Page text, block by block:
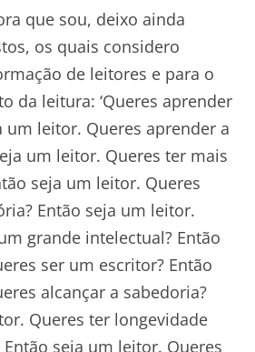
que sou, deixo ainda
os quais considero
de leitores e para o
da leitura: ‘Queres aprender
um leitor. Queres aprender a
um leitor. Queres ter mais
seja um leitor. Queres
Então seja um leitor.
grande intelectual? Então
ser um escritor? Então
alcançar a sabedoria?
Queres ter longevidade
seja um leitor. Queres